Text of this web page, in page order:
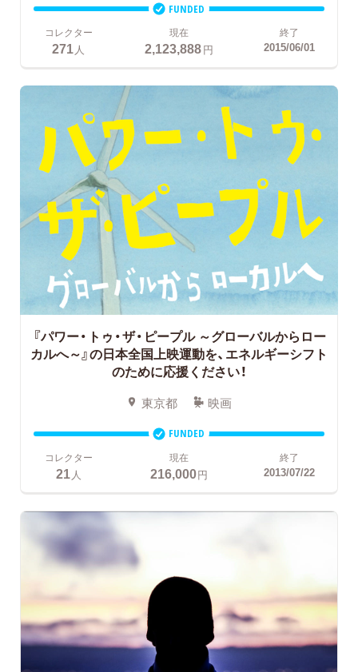
FUNDED
コレクター
271人
現在
2,123,888円
終了
2015/06/01
『パワー・トゥ・ザ・ピープル ～グローバルからロー
カルへ～』の日本全国上映運動を、エネルギーシフト
のために応援ください！
東京都 映画
FUNDED
コレクター
21 人
現在
216,000円
終了
2013/07/22